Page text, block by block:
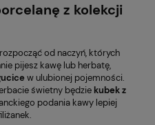
z kolekcji
od naczyń, których
pijesz kawę lub herbatę,
w ulubionej pojemności.
świetny będzie kubek z
podania kawy lepiej